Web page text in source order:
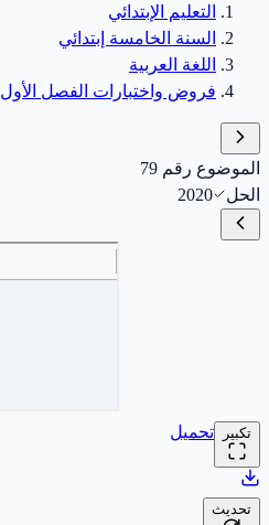
التعليم الإبتدائي
السنة الخامسة إبتدائي
اللغة العربية
فروض واختبارات الفصل الأول
الموضوع رقم 79
الحل
2020
تكبير تحميل
تحديث